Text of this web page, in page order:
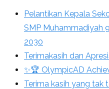
Pelantikan Kepala
SMP Muhammadiyah
2030
Terimakasih dan
✨🏆 OlympicAD
Terima kasih yang tak